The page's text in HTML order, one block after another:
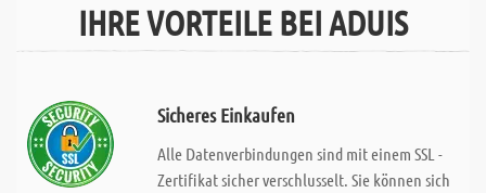
IHRE VORTEILE BEI ADUIS
Sicheres Einkaufen
Alle Datenverbindungen sind mit einem SSL -
Zertifikat sicher verschlusselt. Sie können sich